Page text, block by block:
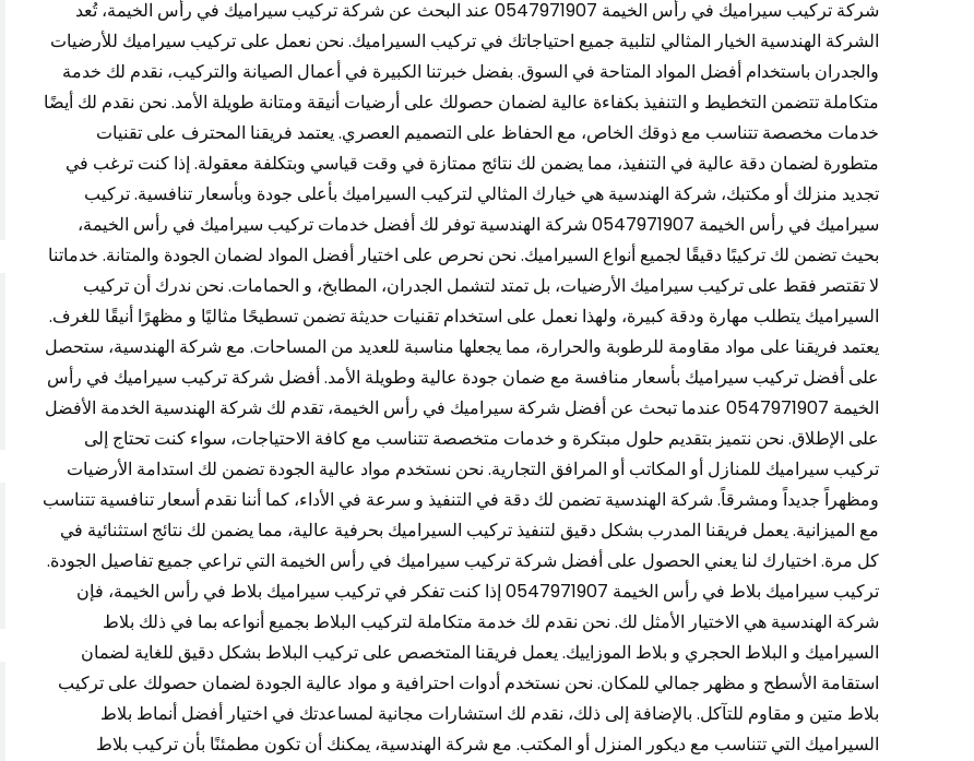
شركة تركيب سيراميك في رأس الخيمة 0547971907 عند البحث عن شركة تركيب سيراميك في رأس الخيمة، تُعد
الشركة الهندسية الخيار المثالي لتلبية جميع احتياجاتك في تركيب السيراميك. نحن نعمل على تركيب سيراميك للأرضيات
والجدران باستخدام أفضل المواد المتاحة في السوق. بفضل خبرتنا الكبيرة في أعمال الصيانة والتركيب، نقدم لك خدمة
متكاملة تتضمن التخطيط و التنفيذ بكفاءة عالية لضمان حصولك على أرضيات أنيقة ومتانة طويلة الأمد. نحن نقدم لك أيضًا
خدمات مخصصة تتناسب مع ذوقك الخاص، مع الحفاظ على التصميم العصري. يعتمد فريقنا المحترف على تقنيات
متطورة لضمان دقة عالية في التنفيذ، مما يضمن لك نتائج ممتازة في وقت قياسي وبتكلفة معقولة. إذا كنت ترغب في
تجديد منزلك أو مكتبك، شركة الهندسية هي خيارك المثالي لتركيب السيراميك بأعلى جودة وبأسعار تنافسية. تركيب
سيراميك في رأس الخيمة 0547971907 شركة الهندسية توفر لك أفضل خدمات تركيب سيراميك في رأس الخيمة،
بحيث تضمن لك تركيبًا دقيقًا لجميع أنواع السيراميك. نحن نحرص على اختيار أفضل المواد لضمان الجودة والمتانة. خدماتنا
لا تقتصر فقط على تركيب سيراميك الأرضيات، بل تمتد لتشمل الجدران، المطابخ، و الحمامات. نحن ندرك أن تركيب
السيراميك يتطلب مهارة ودقة كبيرة، ولهذا نعمل على استخدام تقنيات حديثة تضمن تسطيحًا مثاليًا و مظهرًا أنيقًا للغرف.
يعتمد فريقنا على مواد مقاومة للرطوبة والحرارة، مما يجعلها مناسبة للعديد من المساحات. مع شركة الهندسية، ستحصل
على أفضل تركيب سيراميك بأسعار منافسة مع ضمان جودة عالية وطويلة الأمد. أفضل شركة تركيب سيراميك في رأس
الخيمة 0547971907 عندما تبحث عن أفضل شركة سيراميك في رأس الخيمة، تقدم لك شركة الهندسية الخدمة الأفضل
على الإطلاق. نحن نتميز بتقديم حلول مبتكرة و خدمات متخصصة تتناسب مع كافة الاحتياجات، سواء كنت تحتاج إلى
تركيب سيراميك للمنازل أو المكاتب أو المرافق التجارية. نحن نستخدم مواد عالية الجودة تضمن لك استدامة الأرضيات
ومظهراً جديداً ومشرقاً. شركة الهندسية تضمن لك دقة في التنفيذ و سرعة في الأداء، كما أننا نقدم أسعار تنافسية تتناسب
مع الميزانية. يعمل فريقنا المدرب بشكل دقيق لتنفيذ تركيب السيراميك بحرفية عالية، مما يضمن لك نتائج استثنائية في
كل مرة. اختيارك لنا يعني الحصول على أفضل شركة تركيب سيراميك في رأس الخيمة التي تراعي جميع تفاصيل الجودة.
تركيب سيراميك بلاط في رأس الخيمة 0547971907 إذا كنت تفكر في تركيب سيراميك بلاط في رأس الخيمة، فإن
شركة الهندسية هي الاختيار الأمثل لك. نحن نقدم لك خدمة متكاملة لتركيب البلاط بجميع أنواعه بما في ذلك بلاط
السيراميك و البلاط الحجري و بلاط الموزاييك. يعمل فريقنا المتخصص على تركيب البلاط بشكل دقيق للغاية لضمان
استقامة الأسطح و مظهر جمالي للمكان. نحن نستخدم أدوات احترافية و مواد عالية الجودة لضمان حصولك على تركيب
بلاط متين و مقاوم للتآكل. بالإضافة إلى ذلك، نقدم لك استشارات مجانية لمساعدتك في اختيار أفضل أنماط بلاط
السيراميك التي تتناسب مع ديكور المنزل أو المكتب. مع شركة الهندسية، يمكنك أن تكون مطمئنًا بأن تركيب بلاط